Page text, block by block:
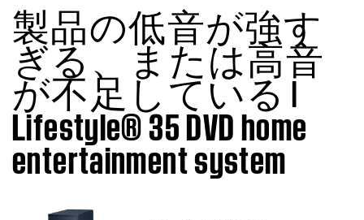
製品の低音が強す
ぎる、または高音
が不足している |
Lifestyle® 35 DVD home
entertainment system